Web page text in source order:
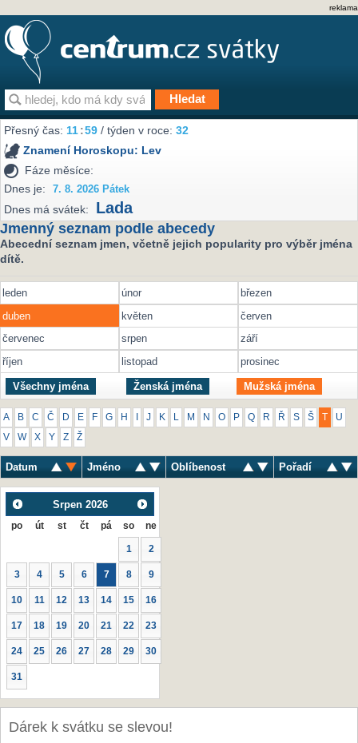
reklama
Přesný čas:11:59 / týden v roce:32
Znamení Horoskopu: Lev
Fáze měsíce:
Dnes je:
7. 8. 2026 Pátek
Dnes má svátek: Lada
Jmenný seznam podle abecedy
Abecední seznam jmen, včetně jejich popularity pro výběr jména
dítě.
leden únor
březen
duben
květen
červen
červenec
srpen
září
říjen
listopad prosinec
Všechny jména Ženská jména Mužská jména
A B C Č D E F G H J K M N O P Q R Ř S Š U
V W X Y Z Ž
Datum Jméno Oblíbenost Pořadí
Srpen 2026
po út st čt pá so ne
1 2
3 4 5 6 7 8 9
10 11 12 13 14 15 16
17 18 19 20 21 22 23
24 25 26 27 28 29 30
31
Dárek k svátku se slevou!